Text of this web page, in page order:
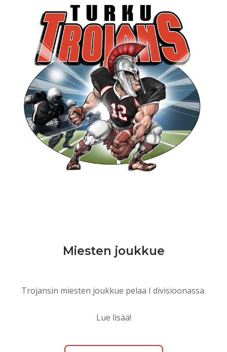
Miesten joukkue
Trojansin miesten joukkue pelaa I divisioonassa.
Lue lisää!